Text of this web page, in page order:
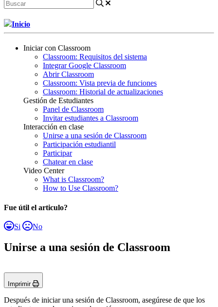
Inicio
Iniciar con Classroom
Classroom: Requisitos del sistema
Integrar Google Classroom
Abrir Classroom
Classroom: Vista previa de funciones
Classroom: Historial de actualizaciones
Gestión de Estudiantes
Panel de Classroom
Invitar estudiantes a Classroom
Interacción en clase
Unirse a una sesión de Classroom
Participación estudiantil
Participar
Chatear en clase
Video Center
What is Classroom?
How to Use Classroom?
Fue útil el articulo?
Si No
Unirse a una sesión de Classroom
Imprimir
Después de iniciar una sesión de Classroom, asegúrese de que los